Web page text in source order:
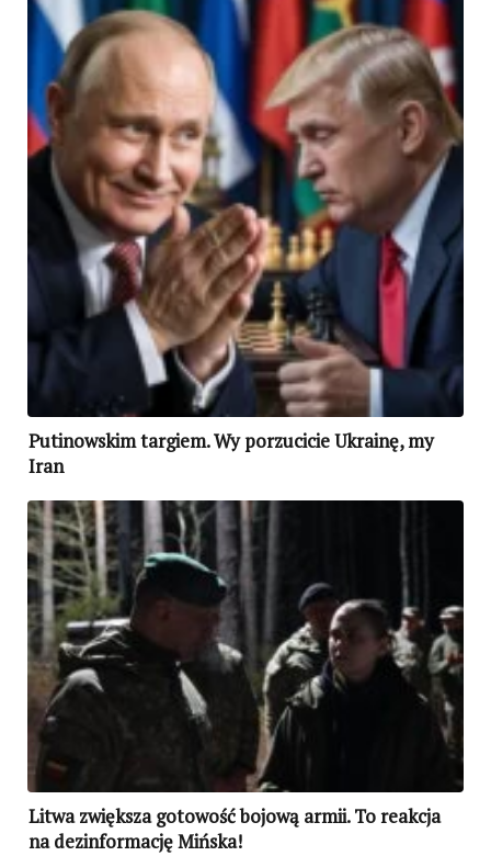
Putinowskim targiem. Wy porzucicie Ukrainę, my
Iran
Litwa zwiększa gotowość bojową armii. To reakcja
na dezinformację Mińska!